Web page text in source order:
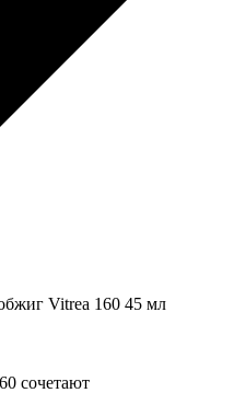
Vitrea 160 45 мл
сочетают